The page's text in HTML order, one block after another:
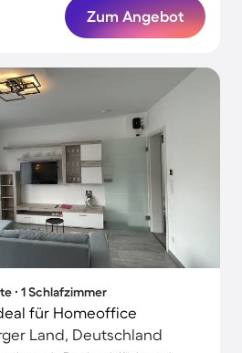
Zum Angebot
∙ 1 Schlafzimmer
für Homeoffice
Land, Deutschland